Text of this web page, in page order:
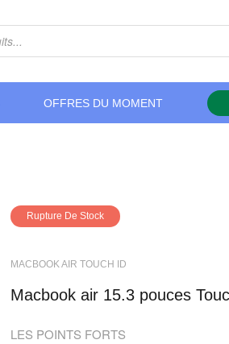
OFFRES DU MOMENT
Rupture De Stock
MACBOOK AIR TOUCH ID
macbook air 15.3 pouces
LES POINTS FORTS